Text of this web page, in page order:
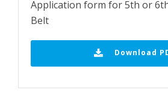
Application form for 5th or
Belt
Download